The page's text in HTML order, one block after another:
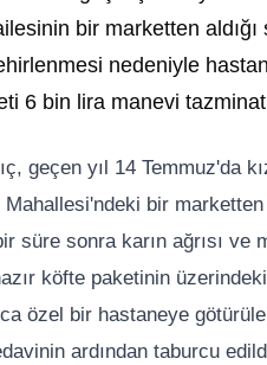
bir marketten
nedeniyle
6 bin lira manevi
geçen yıl 14 Temmuz'da
bir marketten
süre sonra karın ağrısı ve
köfte paketinin
özel bir hastaneye
ardından taburcu